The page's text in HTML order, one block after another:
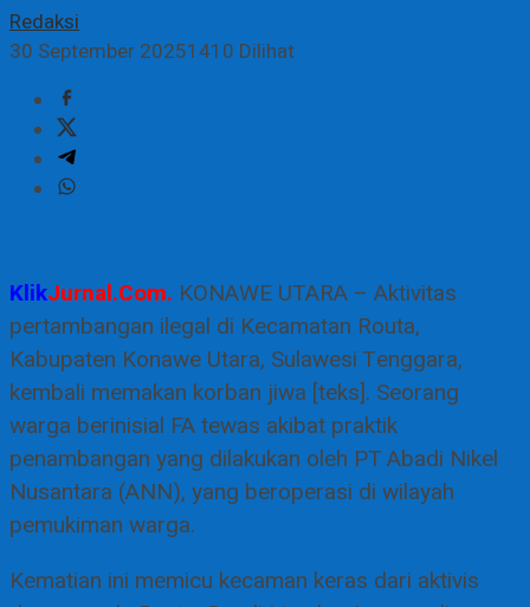
Redaksi
30 September 20251410 Dilihat
KlikJurnal.Com. KONAWE UTARA – Aktivitas
pertambangan ilegal di Kecamatan Routa,
Kabupaten Konawe Utara, Sulawesi Tenggara,
kembali memakan korban jiwa [teks]. Seorang
warga berinisial FA tewas akibat praktik
penambangan yang dilakukan oleh PT Abadi Nikel
Nusantara (ANN), yang beroperasi di wilayah
pemukiman warga.
Kematian ini memicu kecaman keras dari aktivis